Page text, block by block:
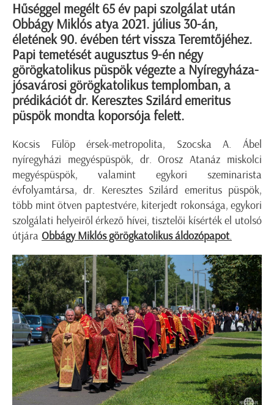
Hűséggel megélt 65 év papi szolgálat után
Obbágy Miklós atya 2021. július 30-án,
életének 90. évében tért vissza Teremtőjéhez.
Papi temetését augusztus 9-én négy
görögkatolikus püspök végezte a Nyíregyháza-
jósavárosi görögkatolikus templomban, a
prédikációt dr. Keresztes Szilárd emeritus
püspök mondta koporsója felett.
Kocsis Fülöp érsek-metropolita, Szocska A. Ábel
nyíregyházi megyéspüspök, dr. Orosz Atanáz miskolci
megyéspüspök, valamint egykori szeminarista
évfolyamtársa, dr. Keresztes Szilárd emeritus püspök,
több mint ötven paptestvére, kiterjedt rokonsága, egykori
szolgálati helyeiről érkező hívei, tisztelői kísérték el utolsó
útjára Obbágy Miklós görögkatolikus áldozópapot.